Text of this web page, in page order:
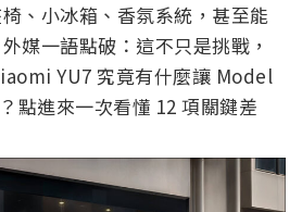
、小冰箱、香氛系統，甚至能
媒一語點破：這不只是挑戰，
YU7 究竟有什麼讓 Model
點進來一次看懂 12 項關鍵差